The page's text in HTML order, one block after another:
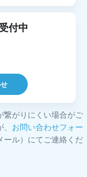
付中
繋がりにくい場合がご
お問い合わせフォー
ール）にてご連絡くだ